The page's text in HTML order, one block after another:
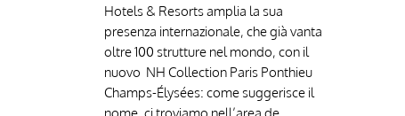
Hotels & Resorts amplia la sua
presenza internazionale, che già vanta
oltre 100 strutture nel mondo, con il
nuovo NH Collection Paris Ponthieu
Champs-Élysées: come suggerisce il